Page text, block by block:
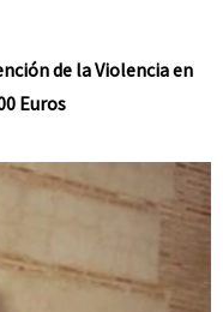
de la Violencia en
Euros